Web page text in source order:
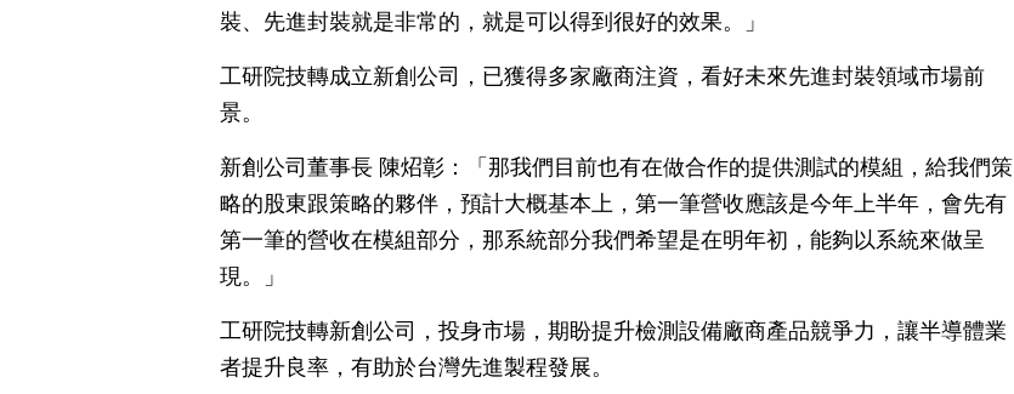
裝、先進封裝就是非常的，就是可以得到很好的效果。」
工研院技轉成立新創公司，已獲得多家廠商注資，看好未來先進封裝領域市場前
景。
新創公司董事長 陳炤彰：「那我們目前也有在做合作的提供測試的模組，給我們策
略的股東跟策略的夥伴，預計大概基本上，第一筆營收應該是今年上半年，會先有
第一筆的營收在模組部分，那系統部分我們希望是在明年初，能夠以系統來做呈
現。」
工研院技轉新創公司，投身市場，期盼提升檢測設備廠商產品競爭力，讓半導體業
者提升良率，有助於台灣先進製程發展。